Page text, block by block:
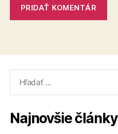
Najnovšie články